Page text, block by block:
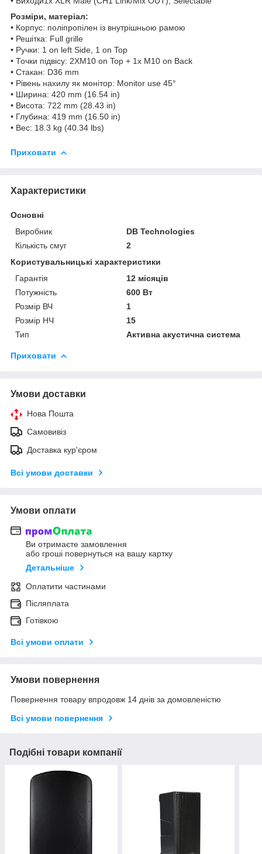
Розміри, матеріал:
• Корпус: поліпропілен із внутрішньою рамою
• Решітка: Full grille
• Ручки: 1 on left Side, 1 on Top
• Точки підвісу: 2XM10 on Top + 1x M10 on Back
• Стакан: D36 mm
• Рівень нахилу як монітор: Monitor use 45°
• Ширина: 420 mm (16.54 in)
• Висота: 722 mm (28.43 in)
• Глубина: 419 mm (16.50 in)
• Вес: 18.3 kg (40.34 lbs)
Приховати
Характеристики
Основні
Виробник
DB Technologies
Кількість смуг
2
Користувальницькі характеристики
Гарантія
12 місяців
Потужність
600 Вт
Розмір ВЧ
1
Розмір НЧ
15
Тип
Активна акустична система
Приховати
Умови доставки
Нова Пошта
Самовивіз
Доставка кур'єром
Всі умови доставки
Умови оплати
Ви отримаєте замовлення
або гроші повернуться на вашу картку
Детальніше
Оплатити частинами
Післяплата
Готівкою
Всі умови оплати
Умови повернення
Повернення товару впродовж 14 днів за домовленістю
Всі умови повернення
Подібні товари компанії